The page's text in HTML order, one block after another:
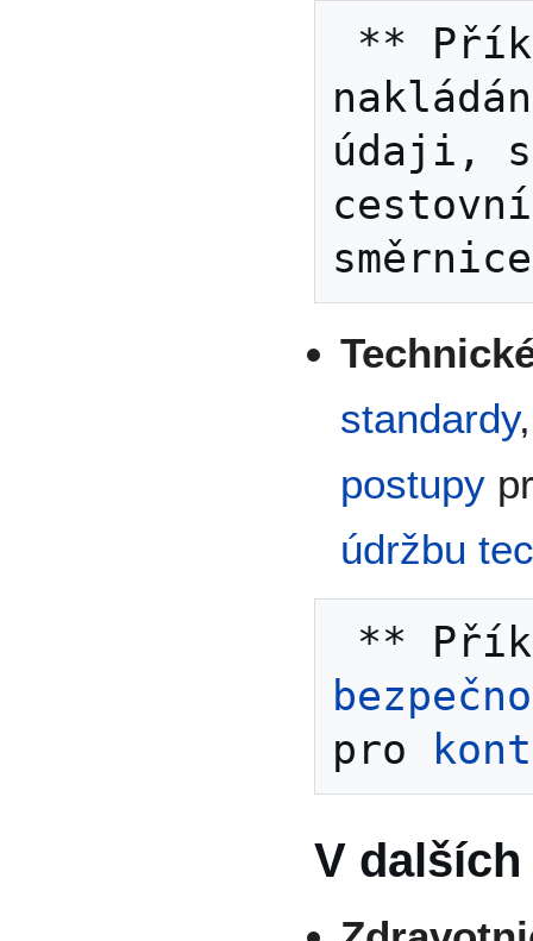
údaji,
standardy
postupy
údržbu
pro
V